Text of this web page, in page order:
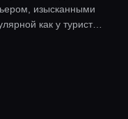
изысканными
как у туристов,